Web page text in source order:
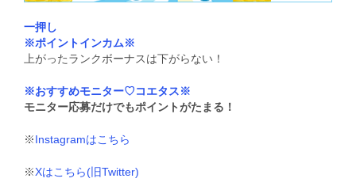
一押し
※ポイントインカム※
上がったランクボーナスは下がらない！
※おすすめモニター♡コエタス※
モニター応募だけでもポイントがたまる！
※Instagramはこちら
※Xはこちら(旧Twitter)